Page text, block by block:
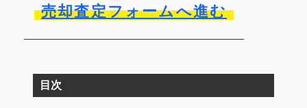
売却査定フォームへ進む
目次